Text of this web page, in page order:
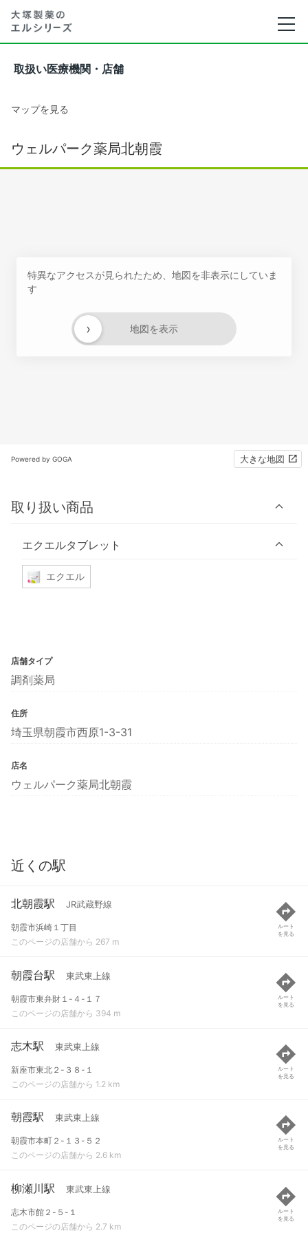
取扱い医療機関・店舗
マップを見る
ウェルパーク薬局北朝霞
特異なアクセスが見られたため、地図を非表示にしていま
す
地図を表示
›
Powered by GOGA 大きな地図
取り扱い商品
エクエルタブレット
エクエル
店舗タイプ
調剤薬局
住所
埼玉県朝霞市西原1-3-31
店名
ウェルパーク薬局北朝霞
近くの駅
北朝霞駅 JR武蔵野線
朝霞市浜崎１丁目
このページの店舗から 267 m
ルート
を見る
朝霞台駅 東武東上線
朝霞市東弁財１-４-１７
このページの店舗から 394 m
ルート
を見る
志木駅 東武東上線
新座市東北２-３８-１
このページの店舗から 1.2 km
ルート
を見る
朝霞駅 東武東上線
朝霞市本町２-１３-５２
このページの店舗から 2.6 km
ルート
を見る
柳瀬川駅 東武東上線
志木市館２-５-１
このページの店舗から 2.7 km
ルート
を見る